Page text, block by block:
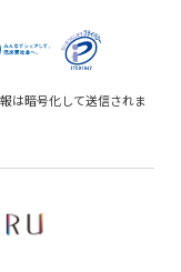
は暗号化して送信されま